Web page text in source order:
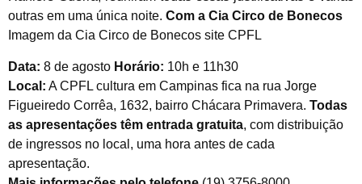
outras em uma única noite. Com a Cia Circo de Bonecos
Imagem da Cia Circo de Bonecos site CPFL
Data: 8 de agosto Horário: 10h e 11h30
Local: A CPFL cultura em Campinas fica na rua Jorge
Figueiredo Corrêa, 1632, bairro Chácara Primavera. Todas
as apresentações têm entrada gratuita, com distribuição
de ingressos no local, uma hora antes de cada
apresentação.